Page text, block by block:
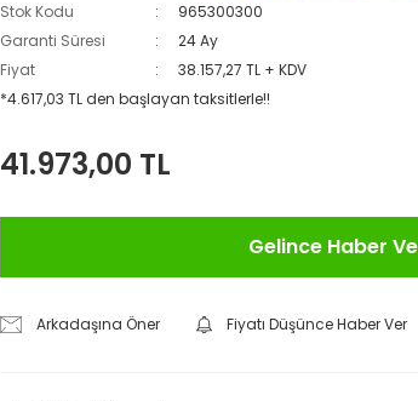
Stok Kodu
965300300
Garanti Süresi
24 Ay
Fiyat
38.157,27 TL + KDV
*4.617,03 TL den başlayan taksitlerle!!
41.973,00 TL
Gelince Haber
Arkadaşına Öner Fiyatı Düşünce Haber Ver